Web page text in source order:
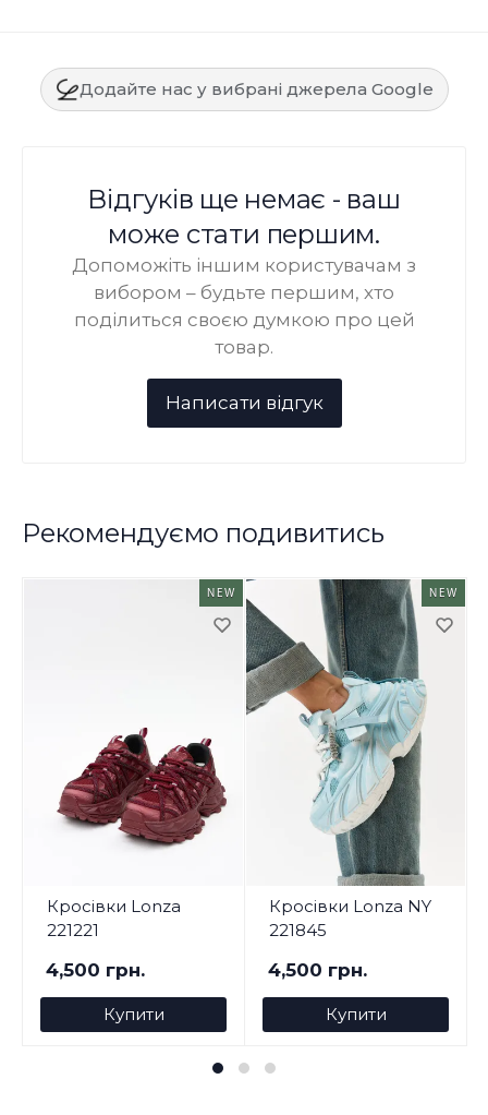
Додайте нас у вибрані джерела Google
Відгуків ще немає - ваш
може стати першим.
Допоможіть іншим користувачам з
вибором – будьте першим, хто
поділиться своєю думкою про цей
товар.
Рекомендуємо подивитись
NEW
Кросівки Lonza
221221
4,500 грн.
Купити
NEW
Кросівки Lonza NY
221845
4,500 грн.
Купити